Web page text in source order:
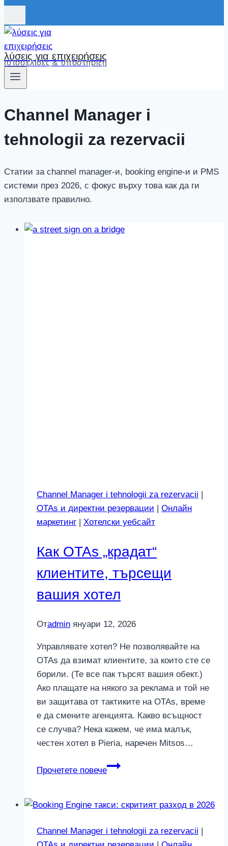
λύσεις για επιχειρήσεις
ιστοσελίδες & υποστήριξη
Channel Manager i
tehnologii za rezervacii
Статии за channel manager-и, booking engine-и и PMS
системи през 2026, с фокус върху това как да ги
използвате правилно.
Channel Manager i tehnologii za rezervacii
OTAs и директни резервации
Онлайн
маркетинг
Хотелски уебсайт
Как OTAs „крадат“
клиентите, търсещи
вашия хотел
Отadmin януари 12, 2026
Управлявате хотел? Не позволявайте на
OTAs да взимат клиентите, за които сте се
борили. (Те все пак търсят вашия обект.)
Ако плащате на някого за реклама и той не
ви защитава от тактиките на OTAs, време
е да смените агенцията. Какво всъщност
се случва? Нека кажем, че има малък,
честен хотел в Pieria, наречен Mitsos…
Прочетете повече
Как
клиентите,
вашия
Channel Manager i tehnologii za rezervacii |